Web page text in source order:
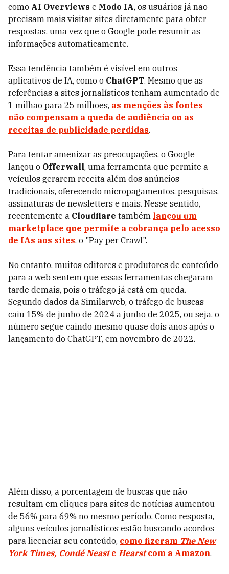
como AI Overviews e Modo IA, os usuários já não
precisam mais visitar sites diretamente para obter
respostas, uma vez que o Google pode resumir as
informações automaticamente.
Essa tendência também é visível em outros
aplicativos de IA, como o ChatGPT. Mesmo que as
referências a sites jornalísticos tenham aumentado de
1 milhão para 25 milhões, as menções às fontes
não compensam a queda de audiência ou as
receitas de publicidade perdidas.
Para tentar amenizar as preocupações, o Google
lançou o Offerwall, uma ferramenta que permite a
veículos gerarem receita além dos anúncios
tradicionais, oferecendo micropagamentos, pesquisas,
assinaturas de newsletters e mais. Nesse sentido,
recentemente a Cloudflare também lançou um
marketplace que permite a cobrança pelo acesso
de IAs aos sites, o "Pay per Crawl".
No entanto, muitos editores e produtores de conteúdo
para a web sentem que essas ferramentas chegaram
tarde demais, pois o tráfego já está em queda.
Segundo dados da Similarweb, o tráfego de buscas
caiu 15% de junho de 2024 a junho de 2025, ou seja, o
número segue caindo mesmo quase dois anos após o
lançamento do ChatGPT, em novembro de 2022.
Além disso, a porcentagem de buscas que não
resultam em cliques para sites de notícias aumentou
de 56% para 69% no mesmo período. Como resposta,
alguns veículos jornalísticos estão buscando acordos
para licenciar seu conteúdo, como fizeram The New
York Times, Condé Neaste Hearstcom a Amazon.